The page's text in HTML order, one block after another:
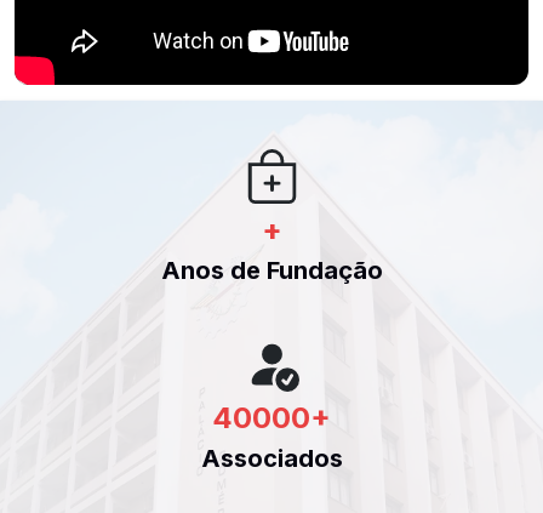
+
Anos de Fundação
40000+
Associados